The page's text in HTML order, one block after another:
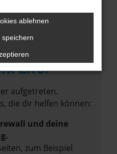
Error
aufgetreten.
die dir helfen können:
und deine
zum Beispiel
ablehnen
speichern